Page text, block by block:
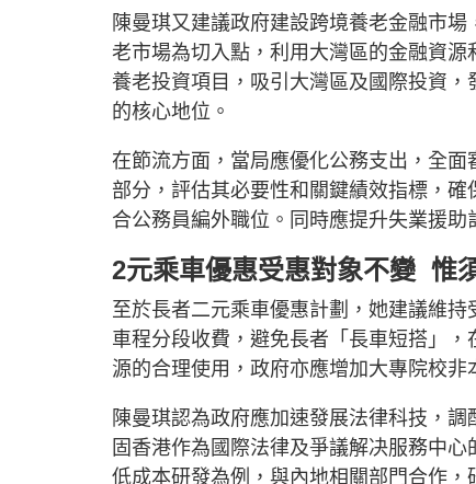
陳曼琪又建議政府建設跨境養老金融市
老市場為切入點，利用大灣區的金融資
養老投資項目，吸引大灣區及國際投資
的核心地位。
在節流方面，當局應優化公務支出，全
部分，評估其必要性和關鍵績效指標，
合公務員編外職位。同時應提升失業援助
2元乘車優惠受惠對象不變 惟
至於長者二元乘車優惠計劃，她建議維
車程分段收費，避免長者「長車短搭」
源的合理使用，政府亦應增加大專院校非
陳曼琪認為政府應加速發展法律科技，
固香港作為國際法律及爭議解决服務中
低成本研發為例，與內地相關部門合作